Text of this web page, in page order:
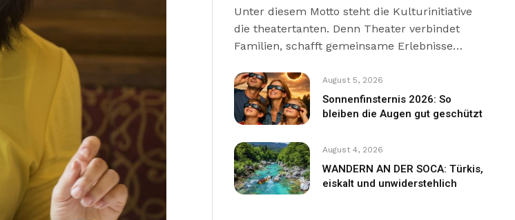
Unter diesem Motto steht die Kulturinitiative
die theatertanten. Denn Theater verbindet
Familien, schafft gemeinsame Erlebnisse…
August 5, 2026
Sonnenfinsternis 2026: So
bleiben die Augen gut geschützt
August 4, 2026
WANDERN AN DER SOCA: Türkis,
eiskalt und unwiderstehlich